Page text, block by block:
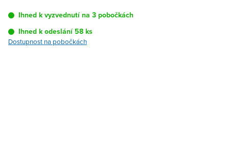
Ihned k vyzvednutí na 3 pobočkách
Ihned k odeslání 58 ks
Dostupnost na pobočkách